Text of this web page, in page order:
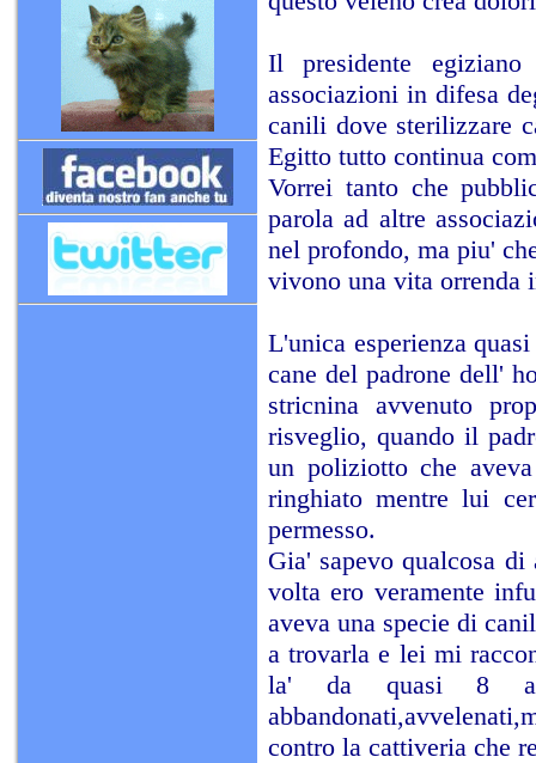
Il presidente
associazioni in difesa
canili dove sterilizzare
Egitto tutto continua
Vorrei tanto che
parola ad altre
nel profondo, ma piu'
vivono una vita orrenda
L'unica esperienza
cane del padrone dell'
stricnina avvenuto
risveglio, quando il
un poliziotto che
ringhiato mentre lui
permesso.
Gia' sapevo qualcosa
volta ero veramente
aveva una specie di
a trovarla e lei mi
la' da quasi 8
contro la cattiveria che